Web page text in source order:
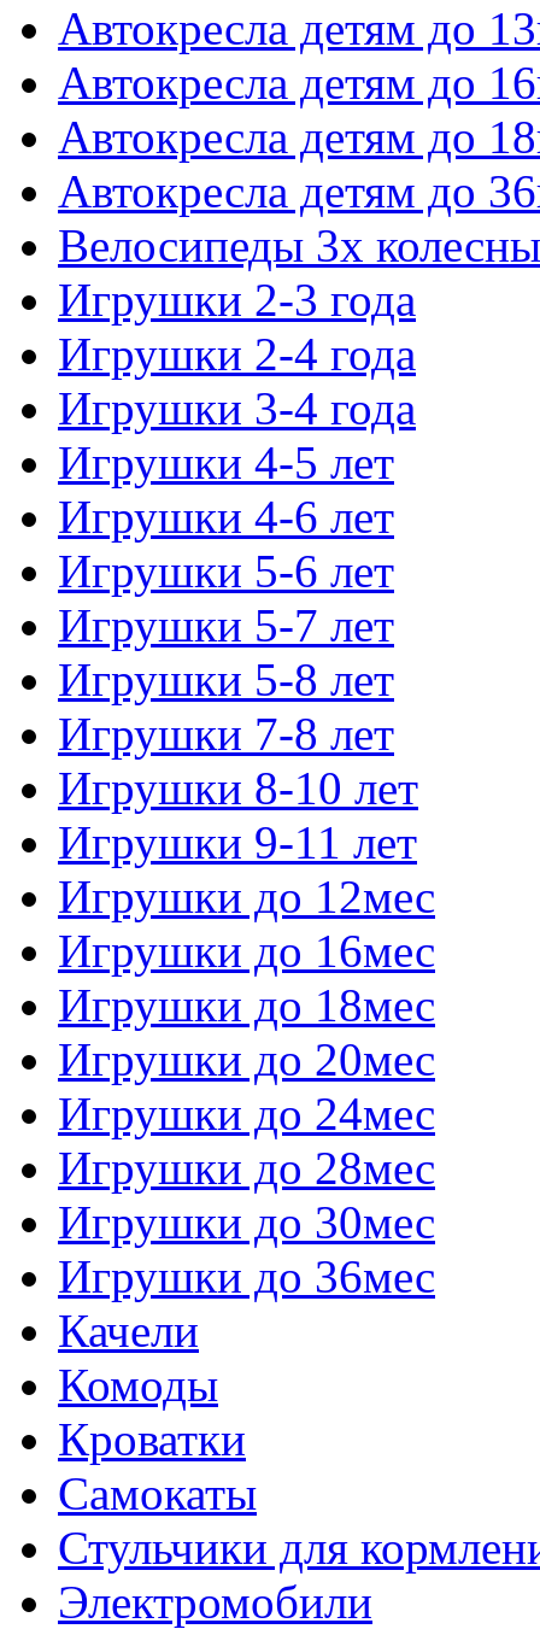
Автокресла детям до
Автокресла детям до
Автокресла детям до
Автокресла детям до
Велосипеды 3х
Игрушки 2-3 года
Игрушки 2-4 года
Игрушки 3-4 года
Игрушки 4-5 лет
Игрушки 4-6 лет
Игрушки 5-6 лет
Игрушки 5-7 лет
Игрушки 5-8 лет
Игрушки 7-8 лет
Игрушки 8-10 лет
Игрушки 9-11 лет
Игрушки до 12мес
Игрушки до 16мес
Игрушки до 18мес
Игрушки до 20мес
Игрушки до 24мес
Игрушки до 28мес
Игрушки до 30мес
Игрушки до 36мес
Качели
Комоды
Кроватки
Самокаты
Стульчики для
Электромобили